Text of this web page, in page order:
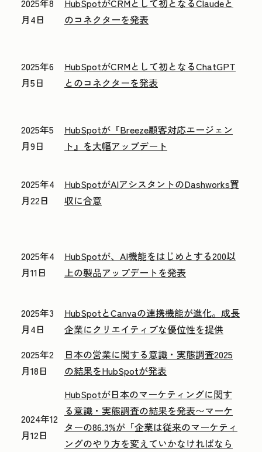
2025年8
月4日
HubSpotがCRMとして初となるClaudeと
のコネクターを発表
2025年6
月5日
HubSpotがCRMとして初となるChatGPT
とのコネクターを発表
2025年5
月9日
HubSpotが『Breeze顧客対応エージェン
ト』を大幅アップデート
2025年4
月22日
HubSpotがAIアシスタントのDashworks買
収に合意
2025年4
月11日
HubSpotが、AI機能をはじめとする200以
上の製品アップデートを発表
2025年3
月4日
HubSpotとCanvaの連携機能が進化。成長
企業にクリエイティブな優位性を提供
2025年2
月18日
日本の営業に関する意識・実態調査2025
の結果をHubSpotが発表
2024年12
月12日
HubSpotが日本のマーケティングに関す
る意識・実態調査の結果を発表〜マーケ
ターの86.3%が「企業は従来のマーケティ
ングのやり方を変えていかなければなら